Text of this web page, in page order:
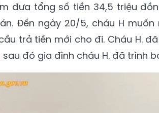
đưa tổng số tiền 34,5 triệu
Đến ngày 20/5, cháu H muốn
trả tiền mới cho đi. Cháu H.
sau đó gia đình cháu H. đã trình